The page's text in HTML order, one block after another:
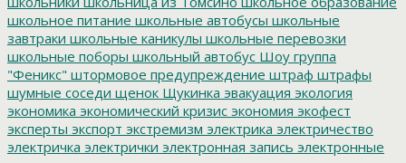
школьное питание школьные автобусы школьные
завтраки школьные каникулы школьные перевозки
школьные поборы школьный автобус Шоу группа
"Феникс" штормовое предупреждение штраф штрафы
шумные соседи щенок Щукинка эвакуация экология
экономика экономический кризис экономия экофест
эксперты экспорт экстремизм электрика электричество
электричка электрички электронная запись электронные